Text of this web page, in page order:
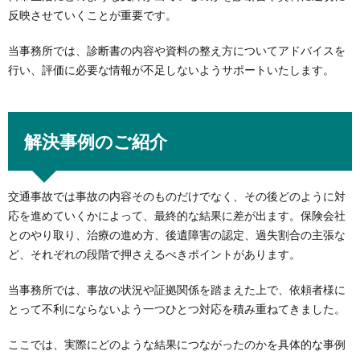
反映させていくことが重要です。
当事務所では、診断書の内容や資料の整え方についてアドバイスを
行い、評価に必要な情報が不足しないようサポートいたします。
解決事例のご紹介
交通事故では事故の内容そのものだけでなく、その後どのように対
応を進めていくかによって、最終的な結果に差が出ます。保険会社
とのやり取り、治療の進め方、後遺障害の認定、過失割合の主張な
ど、それぞれの段階で押さえるべきポイントがあります。
当事務所では、事故の状況や証拠関係を踏まえた上で、依頼者様に
とって不利にならないよう一つひとつ対応を積み重ねてきました。
ここでは、実際にどのような結果につながったのかを具体的な事例